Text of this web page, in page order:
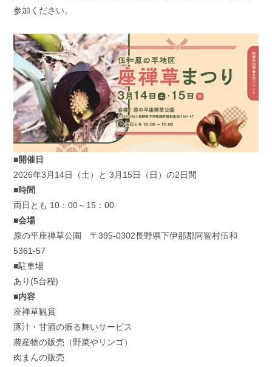
参加ください。
■開催日
2026年3月14日（土）と 3月15日（日）の2日間
■時間
両日とも 10 ：00～ 15 ：00
■会場
原の平座禅草公園 〒395-0302長野県下伊那郡阿智村伍和
5361-57
■駐車場
あり(5台程)
■内容
座禅草観賞
豚汁・甘酒の振る舞いサービス
農産物の販売（野菜やリンゴ）
肉まんの販売